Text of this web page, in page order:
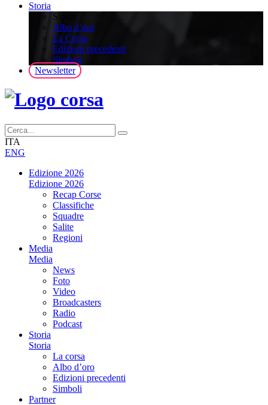
Storia
Storia
Albo d’oro
La Corsa
Edizioni precedenti
Simboli
Newsletter
ITA
ENG
Edizione 2026
Edizione 2026
Recap Corse
Classifiche
Squadre
Salite
Regioni
Media
Media
News
Foto
Video
Broadcasters
Radio
Podcast
Storia
Storia
La corsa
Albo d’oro
Edizioni precedenti
Simboli
Partner